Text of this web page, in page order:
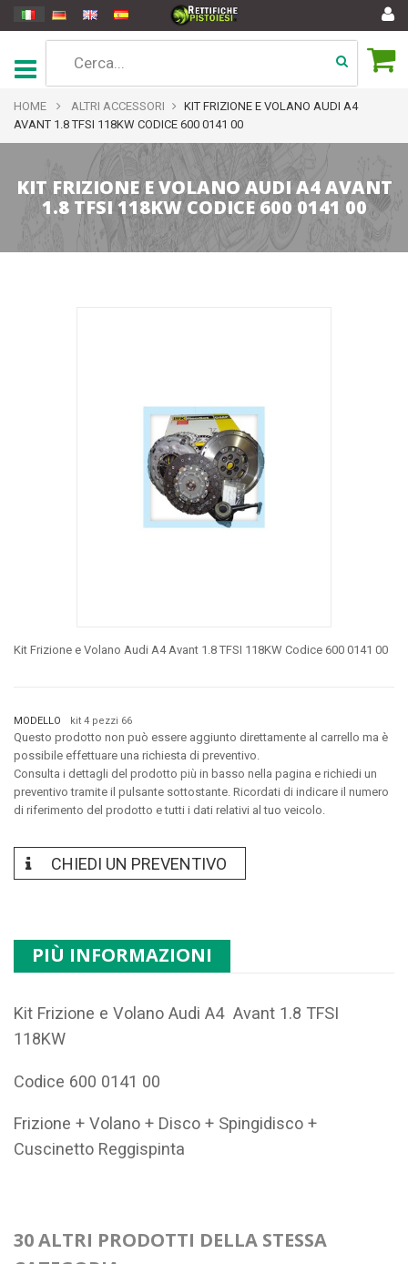
HOME ALTRI ACCESSORI
KIT FRIZIONE E VOLANO AUDI A4
AVANT 1.8 TFSI 118KW CODICE 600 0141 00
KIT FRIZIONE E VOLANO AUDI A4 AVANT
1.8 TFSI 118KW CODICE 600 0141 00
Kit Frizione e Volano Audi A4 Avant 1.8 TFSI 118KW Codice 600 0141 00
MODELLO kit 4 pezzi 66
Questo prodotto non può essere aggiunto direttamente al carrello ma è
possibile effettuare una richiesta di preventivo.
Consulta i dettagli del prodotto più in basso nella pagina e richiedi un
preventivo tramite il pulsante sottostante. Ricordati di indicare il numero
di riferimento del prodotto e tutti i dati relativi al tuo veicolo.
CHIEDI UN PREVENTIVO
PIÙ INFORMAZIONI
Kit Frizione e Volano Audi A4 Avant 1.8 TFSI
118KW
Codice 600 0141 00
Frizione + Volano + Disco + Spingidisco +
Cuscinetto Reggispinta
30 ALTRI PRODOTTI DELLA STESSA